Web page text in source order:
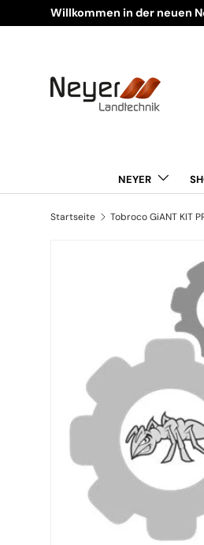
Direkt zum Inhalt
Willkommen in der neuen
NEYER
Startseite